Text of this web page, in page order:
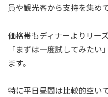
員や観光客から支持を集め
価格帯もディナーよりリー
「まずは一度試してみた
ます。
特に平日昼間は比較的空い